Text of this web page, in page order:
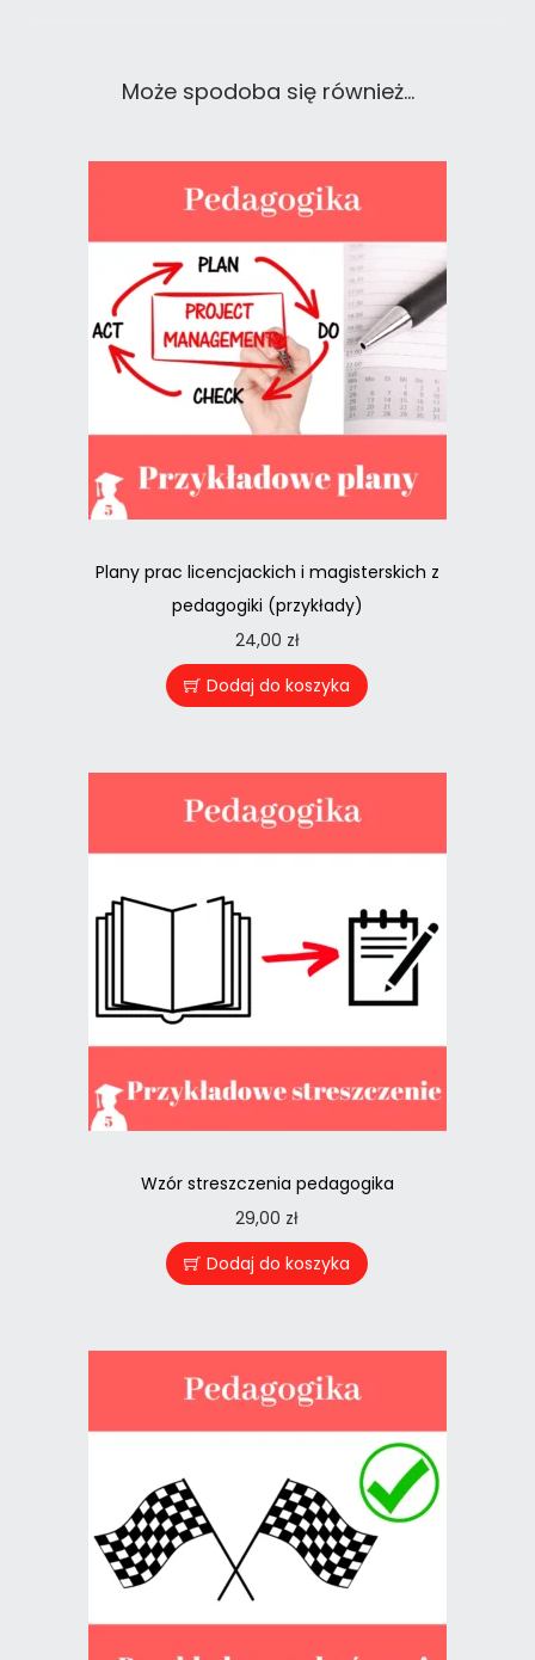
Może spodoba się również…
Plany prac licencjackich i magisterskich z
pedagogiki (przykłady)
24,00 zł
Dodaj do koszyka
Wzór streszczenia pedagogika
29,00 zł
Dodaj do koszyka